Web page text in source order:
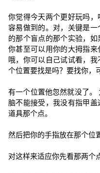
你觉得今天两个更好玩吗
容易做到的。对，关键是
的那个盲点的那个实验，如
你甚至可以用你的大拇指
哦，你可以自己试试看，
个位置要找是吗？要找你，
有一个位置他忽然就没了
脑不能接受，我没有指甲
道具那个点。
然后把你的手指放在那个位
对这样来适应你先看那两个